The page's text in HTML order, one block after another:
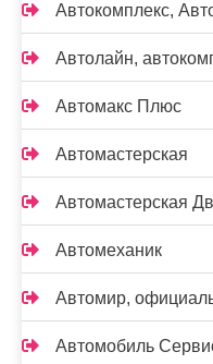
Автокомплекс,
Автолайн,
Автомакс Плюс
Автомастерская
Автомастерская
Автомеханик
Автомир,
Автомобиль